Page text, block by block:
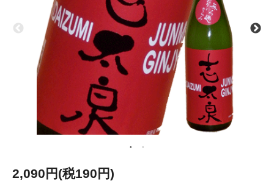
2,090円(税190円)